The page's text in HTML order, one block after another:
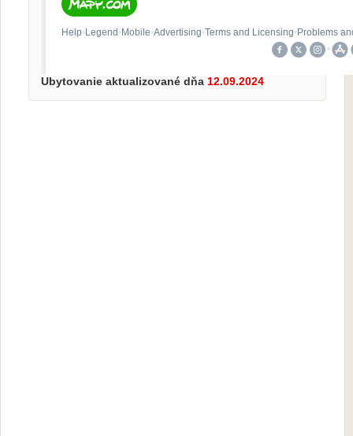
Ubytovanie aktualizované dňa 12.09.2024